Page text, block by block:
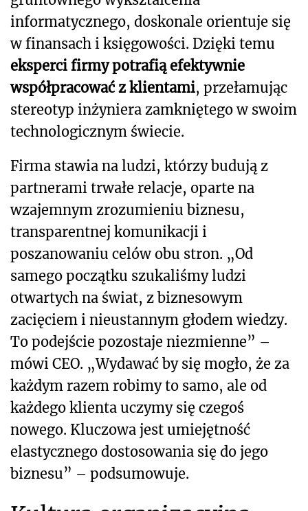
informatycznego, doskonale orientuje się
w finansach i księgowości. Dzięki temu
eksperci firmy potrafią efektywnie
współpracować z klientami, przełamując
stereotyp inżyniera zamkniętego w swoim
technologicznym świecie.
Firma stawia na ludzi, którzy budują z
partnerami trwałe relacje, oparte na
wzajemnym zrozumieniu biznesu,
transparentnej komunikacji i
poszanowaniu celów obu stron. „Od
samego początku szukaliśmy ludzi
otwartych na świat, z biznesowym
zacięciem i nieustannym głodem wiedzy.
To podejście pozostaje niezmienne” –
mówi CEO. „Wydawać by się mogło, że za
każdym razem robimy to samo, ale od
każdego klienta uczymy się czegoś
nowego. Kluczowa jest umiejętność
elastycznego dostosowania się do jego
biznesu” – podsumowuje.